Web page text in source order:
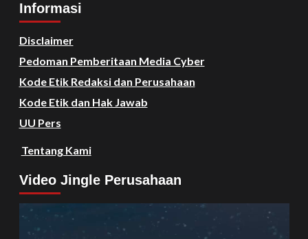
Informasi
Disclaimer
Pedoman Pemberitaan Media Cyber
Kode Etik Redaksi dan Perusahaan
Kode Etik dan Hak Jawab
UU Pers
Tentang Kami
Video Jingle Perusahaan
Video
Player